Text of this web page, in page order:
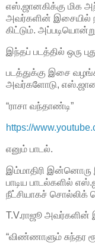
எஸ்.ஜானகிக்கு மிக
அவர்களின்
கிட்டும்.
இந்தப் படத்தில் ஒரு
படத்துக்கு இசை
அவர்களோடு,
“ராசா வந்தாண்டி”
https://
எனும் பாடல்.
இம்மாதிரி
பாடிய பாடல்களில்
நீட்சியாகச்
T.V.ராஜூ அவர்களின்
“விண்ணாளும் சுந்தர